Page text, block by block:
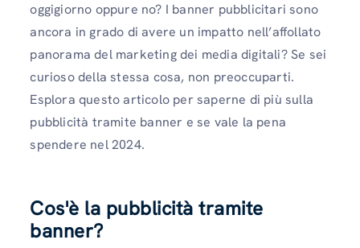
oggigiorno oppure no? I banner pubblicitari sono
ancora in grado di avere un impatto nell’affollato
panorama del marketing dei media digitali? Se sei
curioso della stessa cosa, non preoccuparti.
Esplora questo articolo per saperne di più sulla
pubblicità tramite banner e se vale la pena
spendere nel 2024.
Cos'è la pubblicità tramite
banner?